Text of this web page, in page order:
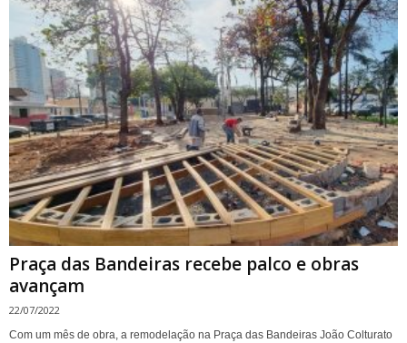
Praça das Bandeiras recebe palco e obras
avançam
22/07/2022
Com um mês de obra, a remodelação na Praça das Bandeiras João Colturato